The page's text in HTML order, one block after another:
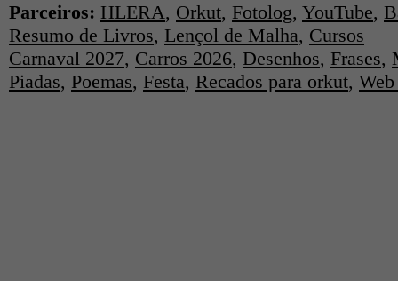
Parceiros: HLERA, Orkut, Fotolog, YouTube,
Resumo de Livros, Lençol de Malha, Cursos
Carnaval 2027, Carros 2026, Desenhos, Frases,
Piadas, Poemas, Festa, Recados para orkut,